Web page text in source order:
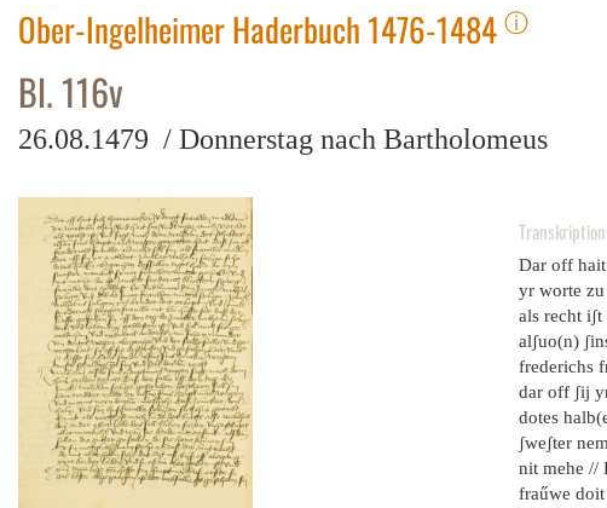
Ober-Ingelheimer Haderbuch 1476-1484 ⓘ
Bl. 116v
26.08.1479 / Donnerstag nach Bartholomeus
Transkription
Dar off
yr worte
als recht
alʃuo(n)
frederichs
dar off ʃij
dotes
ʃweʃter
nit mehe //
fraűwe